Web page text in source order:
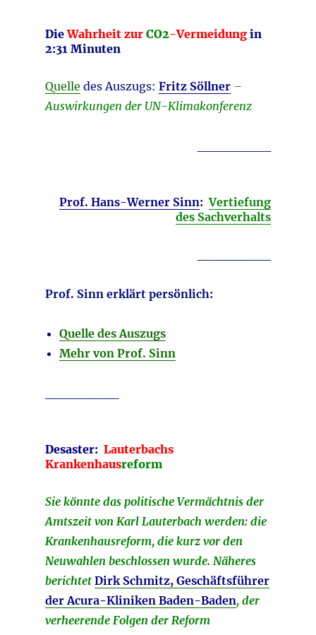
DieWahrheit zur CO2-Vermeidungin
2:31 Minuten
Quelle des Auszugs: Fritz Söllner–
Auswirkungen der UN-Klimakonferenz
Prof. Hans-Werner Sinn: Vertiefung
des Sachverhalts
Prof. Sinn erklärt persönlich:
Quelle des Auszugs
Mehr von Prof. Sinn
Desaster: Lauterbachs
Krankenhausreform
Sie könnte das politische Vermächtnis der
Amtszeit von Karl Lauterbach werden: die
Krankenhausreform, die kurz vor den
Neuwahlen beschlossen wurde. Näheres
berichtet Dirk Schmitz, Geschäftsführer
der Acura-Kliniken Baden-Baden, der
verheerende Folgen der Reform